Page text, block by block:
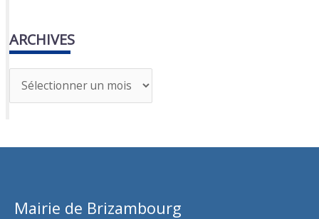
ARCHIVES
r
h
Mairie de Brizambourg